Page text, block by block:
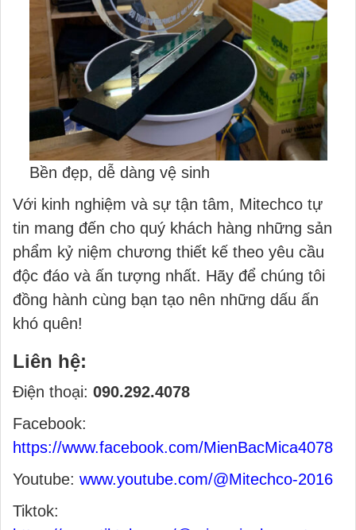
Bền đẹp, dễ dàng vệ sinh
Với kinh nghiệm và sự tận tâm, Mitechco tự
tin mang đến cho quý khách hàng những sản
phẩm kỷ niệm chương thiết kế theo yêu cầu
độc đáo và ấn tượng nhất. Hãy để chúng tôi
đồng hành cùng bạn tạo nên những dấu ấn
khó quên!
Liên hệ:
Điện thoại: 090.292.4078
Facebook:
https://www.facebook.com/MienBacMica4078
Youtube: www.youtube.com/@Mitechco-2016
Tiktok: